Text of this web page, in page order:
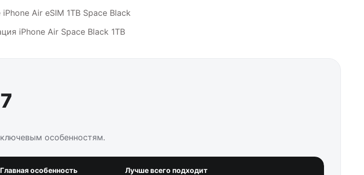
iPhone Air Space Black 1TB
особенностям.
Главная особенность Лучше всего подходит